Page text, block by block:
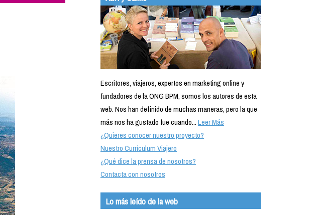
Escritores, viajeros, expertos en marketing online y
fundadores de la ONG BPM, somos los autores de esta
web. Nos han definido de muchas maneras, pero la que
más nos ha gustado fue cuando...Leer Más
¿Quieres conocer nuestro proyecto?
Nuestro Currículum Viajero
¿Qué dice la prensa de nosotros?
Contacta con nosotros
Lo más leído de la web